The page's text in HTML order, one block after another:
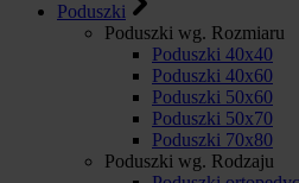
Poduszki
Poduszki wg. Rozmiaru
Poduszki 40x40
Poduszki 40x60
Poduszki 50x60
Poduszki 50x70
Poduszki 70x80
Poduszki wg. Rodzaju